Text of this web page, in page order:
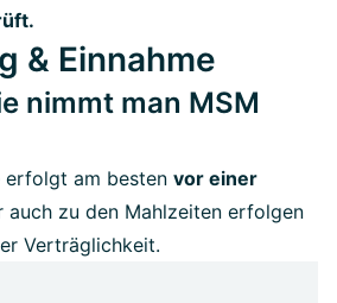
& Einnahme
nimmt man MSM
erfolgt am besten vor einer
auch zu den Mahlzeiten erfolgen
Verträglichkeit.